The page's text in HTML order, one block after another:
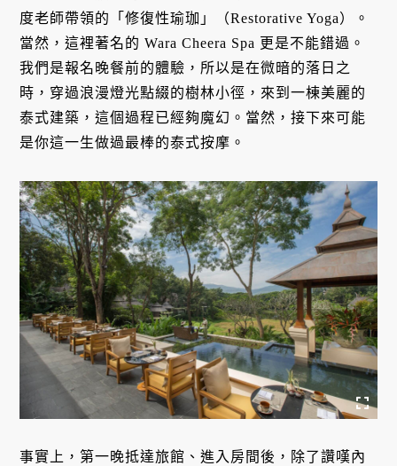
度老師帶領的「修復性瑜珈」（Restorative Yoga）。
當然，這裡著名的 Wara Cheera Spa 更是不能錯過。
我們是報名晚餐前的體驗，所以是在微暗的落日之
時，穿過浪漫燈光點綴的樹林小徑，來到一棟美麗的
泰式建築，這個過程已經夠魔幻。當然，接下來可能
是你這一生做過最棒的泰式按摩。
事實上，第一晚抵達旅館、進入房間後，除了讚嘆內